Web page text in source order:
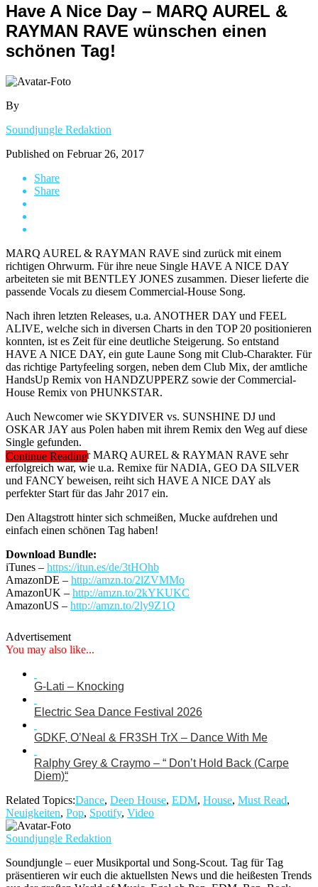
Have A Nice Day – MARQ AUREL &
RAYMAN RAVE wünschen einen
schönen Tag!
By
Soundjungle Redaktion
Published on Februar 26, 2017
Share
Share
MARQ AUREL & RAYMAN RAVE sind zurück mit einem
richtigen Ohrwurm. Für ihre neue Single HAVE A NICE DAY
arbeiteten sie mit BENTLEY JONES zusammen. Dieser lieferte die
passende Vocals zu diesem Commercial-House Song.
Nach ihren letzten Releases, u.a. ANOTHER DAY und FEEL
ALIVE, welche sich in diversen Charts in den TOP 20 positionieren
konnten, ist es Zeit für eine deutliche Steigerung. So entstand
HAVE A NICE DAY, ein gute Laune Song mit Club-Charakter. Für
das richtige Partyfeeling sorgen, neben dem Club Mix, der amtliche
HandsUp Remix von HANDZUPPERZ sowie der Commercial-
House Remix von PHUNKSTAR.
Auch Newcomer wie SKYDIVER vs. SUNSHINE DJ und
OSKAR JAY aus Polen haben mit ihrem Remix den Weg auf diese
Single gefunden.
Nachdem 2016 für MARQ AUREL & RAYMAN RAVE sehr
erfolgreich war, wie u.a. Remixe für NADIA, GEO DA SILVER
und FANCY beweisen, reiht sich HAVE A NICE DAY als
perfekter Start für das Jahr 2017 ein.
Den Altagstrott hinter sich schmeißen, Mucke aufdrehen und
einfach einen schönen Tag haben!
Download Bundle:
iTunes – https://itun.es/de/3tHOhb
AmazonDE – http://amzn.to/2lZVMMo
AmazonUK – http://amzn.to/2kYKUKC
AmazonUS – http://amzn.to/2ly9Z1Q
Continue Reading
Advertisement
You may also like...
G-Lati – Knocking
Electric Sea Dance Festival 2026
GDKF, O’Neal & FR3SH TrX – Dance With Me
Ralphy Grey & Craymo – “ Don’t Hold Back (Carpe
Diem)“
Related Topics:Dance, Deep House, EDM, House, Must Read,
Neuigkeiten, Pop, Spotify, Video
Soundjungle Redaktion
Soundjungle – euer Musikportal und Song-Scout. Tag für Tag
präsentieren wir euch die aktuellsten News und die heißesten Trends